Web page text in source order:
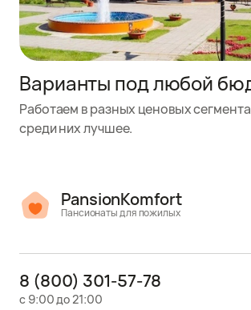
Варианты под любой
Работаем в разных ценовых
среди них лучшее.
PansionKomfort
Пансионаты для пожилых
8 (800) 301-57-78
с 9:00 до 21:00